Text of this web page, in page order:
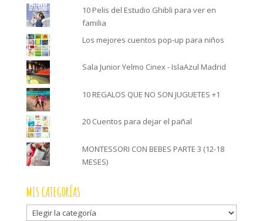
10 Pelis del Estudio Ghibli para ver en
familia
Los mejores cuentos pop-up para niños
Sala Junior Yelmo Cinex - IslaAzul Madrid
10 REGALOS QUE NO SON JUGUETES +1
20 Cuentos para dejar el pañal
MONTESSORI CON BEBES PARTE 3 (12-18
MESES)
MIS CATEGORÍAS
Mis